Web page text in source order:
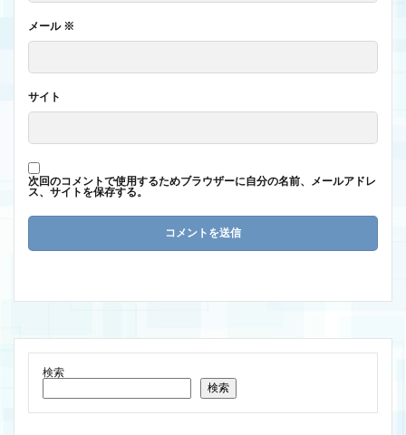
メール ※
サイト
次回のコメントで使用するためブラウザーに自分の名前、メールアドレ
ス、サイトを保存する。
検索
検索